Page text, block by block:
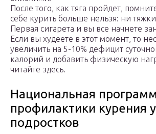
После того, как тяга пройдет,
себе курить больше нельзя: ни
Первая сигарета и вы все начнете
Если вы худеете в этот момент, то
увеличить на 5-10% дефицит
калорий и добавить физическую
читайте здесь.
Национальная
профилактики курения у
подростков